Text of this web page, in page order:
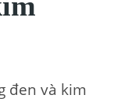
đen và kim